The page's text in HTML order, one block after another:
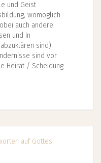
und Geist
womöglich
auch andere
und in
sind)
sind vor
Heirat / Scheidung